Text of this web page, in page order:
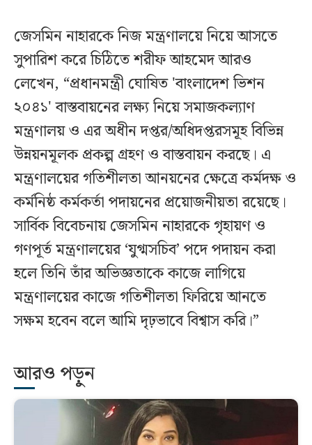
জেসমিন নাহারকে নিজ মন্ত্রণালয়ে নিয়ে আসতে
সুপারিশ করে চিঠিতে শরীফ আহমেদ আরও
লেখেন, “প্রধানমন্ত্রী ঘোষিত 'বাংলাদেশ ভিশন
২০৪১' বাস্তবায়নের লক্ষ্য নিয়ে সমাজকল্যাণ
মন্ত্রণালয় ও এর অধীন দপ্তর/অধিদপ্তরসমূহ বিভিন্ন
উন্নয়নমূলক প্রকল্প গ্রহণ ও বাস্তবায়ন করছে। এ
মন্ত্রণালয়ের গতিশীলতা আনয়নের ক্ষেত্রে কর্মদক্ষ ও
কর্মনিষ্ঠ কর্মকর্তা পদায়নের প্রয়োজনীয়তা রয়েছে।
সার্বিক বিবেচনায় জেসমিন নাহারকে গৃহায়ণ ও
গণপূর্ত মন্ত্রণালয়ের ‘যুগ্মসচিব’ পদে পদায়ন করা
হলে তিনি তাঁর অভিজ্ঞতাকে কাজে লাগিয়ে
মন্ত্রণালয়ের কাজে গতিশীলতা ফিরিয়ে আনতে
সক্ষম হবেন বলে আমি দৃঢ়ভাবে বিশ্বাস করি।”
আরও পড়ুন